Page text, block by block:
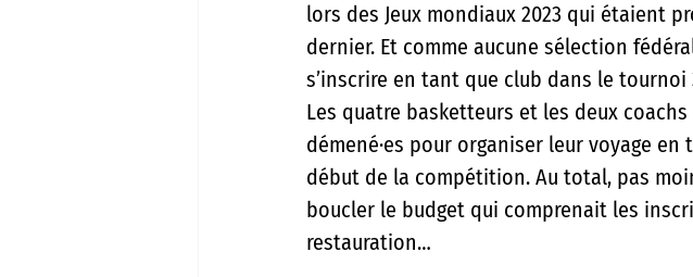
lors des Jeux mondiaux 2023 qui étaient
dernier. Et comme aucune sélection
s’inscrire en tant que club dans le
Les quatre basketteurs et les deux
démené·es pour organiser leur voyage
début de la compétition. Au total, pas
boucler le budget qui comprenait les
restauration…